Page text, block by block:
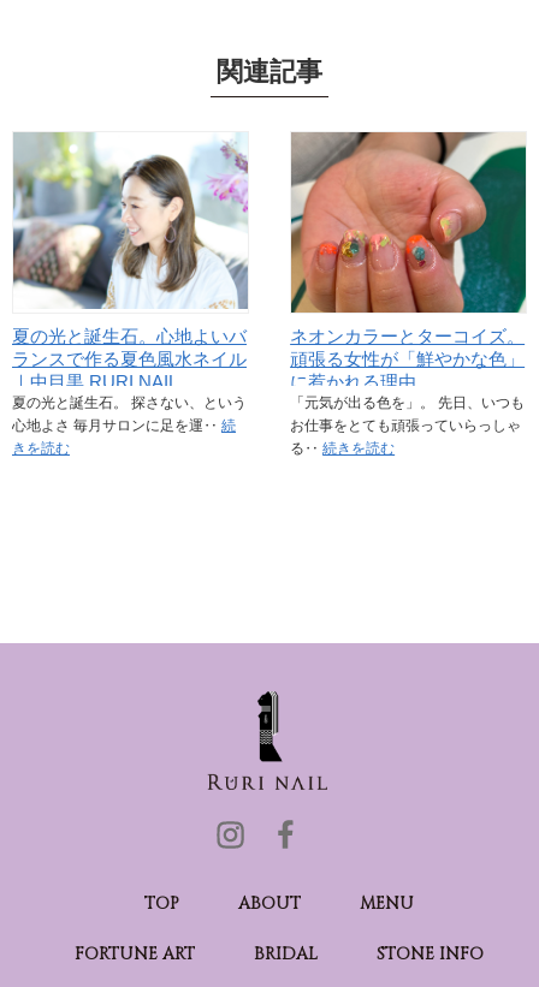
関連記事
夏の光と誕生石。心地よいバ
ランスで作る夏色風水ネイル
｜中目黒 RURI NAIL
夏の光と誕生石。 探さない、という
心地よさ 毎月サロンに足を運‥ 続
きを読む
ネオンカラーとターコイズ。
頑張る女性が「鮮やかな色」
に惹かれる理由
「元気が出る色を」。 先日、いつも
お仕事をとても頑張っていらっしゃ
る‥続きを読む
TOP ABOUT MENU
FORTUNE ART BRIDAL STONE INFO